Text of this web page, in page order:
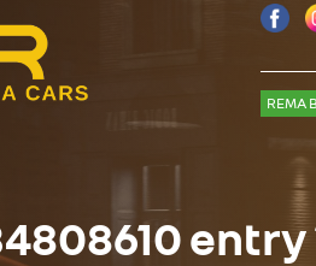
REMA
entry